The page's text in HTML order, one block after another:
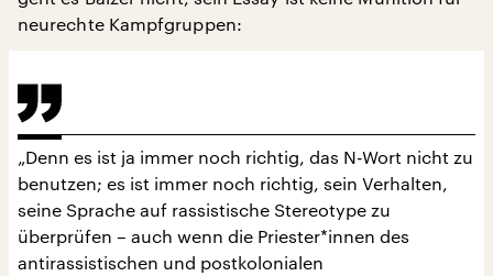
neurechte Kampfgruppen:
„Denn es ist ja immer noch richtig, das N-Wort nicht zu
benutzen; es ist immer noch richtig, sein Verhalten,
seine Sprache auf rassistische Stereotype zu
überprüfen – auch wenn die Priester*innen des
antirassistischen und postkolonialen